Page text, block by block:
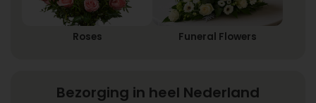
Roses Funeral Flowers
Bezorging in heel Nederland